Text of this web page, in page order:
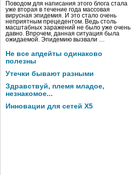
Поводом для написания этого блога стала
уже вторая в течение года массовая
вирусная эпидемия. И это стало очень
неприятным прецедентом. Ведь столь
масштабных заражений не было уже очень
давно. Впрочем, данная ситуация была
ожидаемой. Эпидемию вызвали …
Не все апдейты одинаково
полезны
Утечки бывают разными
Здравствуй, племя младое,
незнакомое...
Инновации для сетей X5